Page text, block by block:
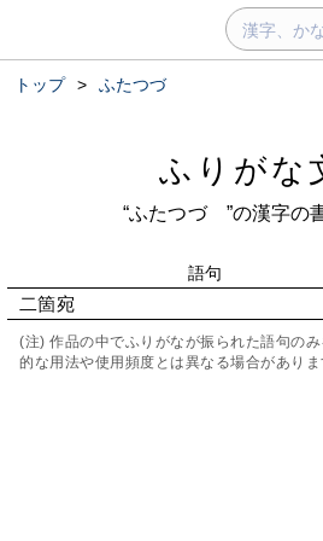
トップ > ふたつづゞ
ふりがな
“ふたつづゞ”の漢字の
語句
二箇宛
(注) 作品の中でふりがなが振られた語句の
的な用法や使用頻度とは異なる場合がありま